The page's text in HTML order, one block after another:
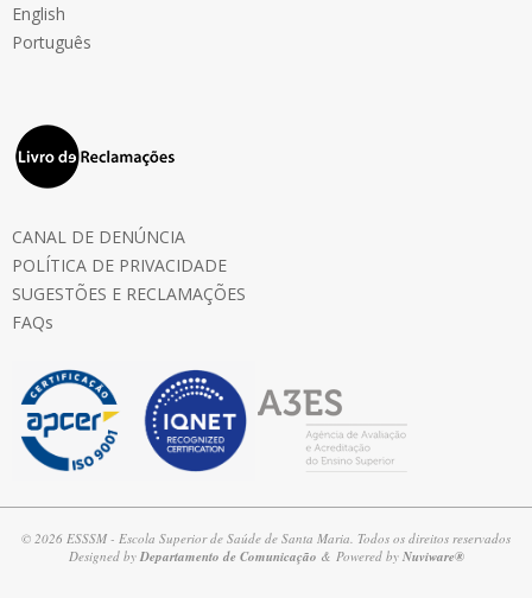
English
Português
CANAL DE DENÚNCIA
POLÍTICA DE PRIVACIDADE
SUGESTÕES E RECLAMAÇÕES
FAQs
© 2026 ESSSM - Escola Superior de Saúde de Santa Maria. Todos os direitos reservados
Designed by Departamento de Comunicação & Powered by Nuviware®